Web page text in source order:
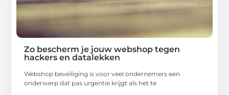
Zo bescherm je jouw webshop tegen
hackers en datalekken
Webshop beveiliging is voor veel ondernemers een
onderwerp dat pas urgentie krijgt als het te